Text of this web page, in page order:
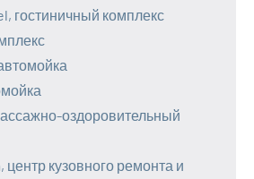
гостиничный комплекс
оздоровительный
центр кузовного ремонта и